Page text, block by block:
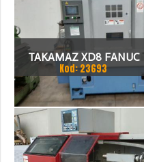
TAKAMAZ XD8 FANUC
21ITA TOKARKA CNC
Kod: 23693